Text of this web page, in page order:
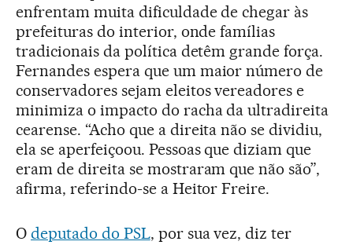
enfrentam muita dificuldade de chegar às
prefeituras do interior, onde famílias
tradicionais da política detêm grande força.
Fernandes espera que um maior número de
conservadores sejam eleitos vereadores e
minimiza o impacto do racha da ultradireita
cearense. “Acho que a direita não se dividiu,
ela se aperfeiçoou. Pessoas que diziam que
eram de direita se mostraram que não são”,
afirma, referindo-se a Heitor Freire.
O deputado do PSL, por sua vez, diz ter